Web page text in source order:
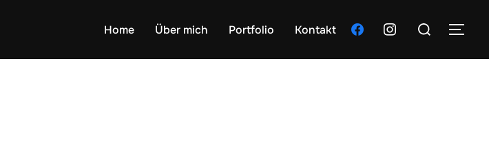
Home Über mich Portfolio Kontakt facebookinstagramSuchen
nach: